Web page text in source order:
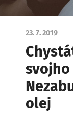
23. 7. 2019
olej